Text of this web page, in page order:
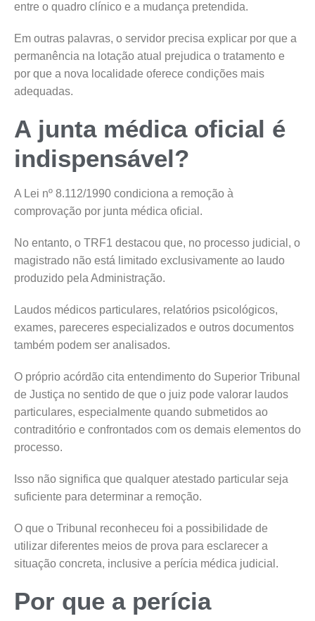
entre o quadro clínico e a mudança pretendida.
Em outras palavras, o servidor precisa explicar por que a
permanência na lotação atual prejudica o tratamento e
por que a nova localidade oferece condições mais
adequadas.
A junta médica oficial é
indispensável?
A Lei nº 8.112/1990 condiciona a remoção à
comprovação por junta médica oficial.
No entanto, o TRF1 destacou que, no processo judicial, o
magistrado não está limitado exclusivamente ao laudo
produzido pela Administração.
Laudos médicos particulares, relatórios psicológicos,
exames, pareceres especializados e outros documentos
também podem ser analisados.
O próprio acórdão cita entendimento do Superior Tribunal
de Justiça no sentido de que o juiz pode valorar laudos
particulares, especialmente quando submetidos ao
contraditório e confrontados com os demais elementos do
processo.
Isso não significa que qualquer atestado particular seja
suficiente para determinar a remoção.
O que o Tribunal reconheceu foi a possibilidade de
utilizar diferentes meios de prova para esclarecer a
situação concreta, inclusive a perícia médica judicial.
Por que a perícia